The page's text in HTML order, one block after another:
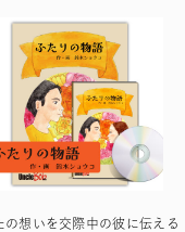
の想いを交際中の彼に伝える